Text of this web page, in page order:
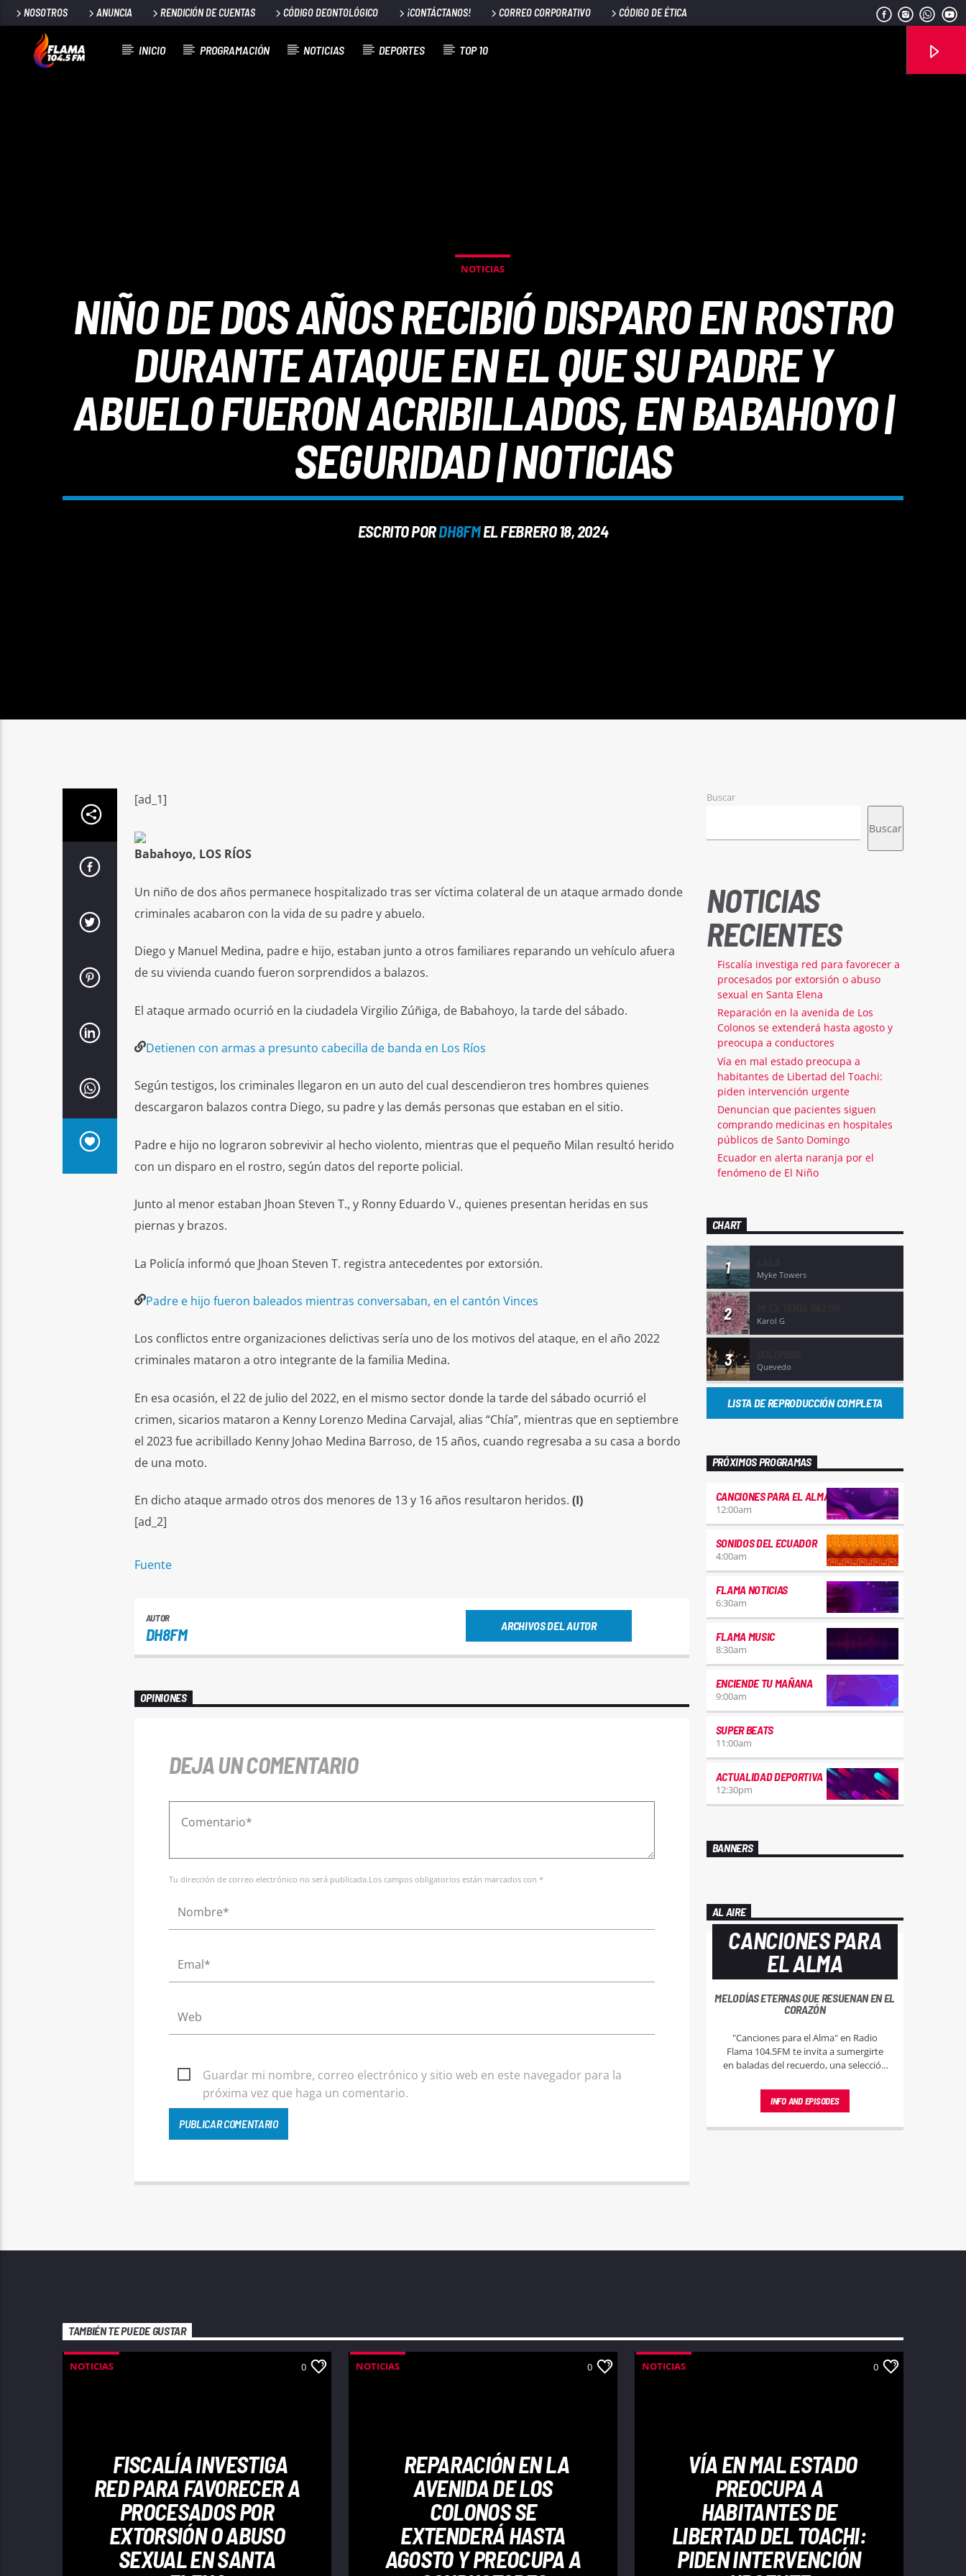
NOSOTROS ANUNCIA RENDICIÓN DE CUENTAS CÓDIGO DEONTOLÓGICO ¡CONTÁCTANOS! CORREO CORPORATIVO CÓDIGO DE ÉTICA
INICIO PROGRAMACIÓN NOTICIAS DEPORTES TOP 10
NOTICIAS
NIÑO DE DOS AÑOS RECIBIÓ DISPARO EN ROSTRO
DURANTE ATAQUE EN EL QUE SU PADRE Y
ABUELO FUERON ACRIBILLADOS, EN BABAHOYO |
SEGURIDAD | NOTICIAS
ESCRITO PORDH8FMEL FEBRERO 18, 2024
[ad_1]
Babahoyo, LOS RÍOS
Un niño de dos años permanece hospitalizado tras ser víctima colateral de un ataque armado donde
criminales acabaron con la vida de su padre y abuelo.
Diego y Manuel Medina, padre e hijo, estaban junto a otros familiares reparando un vehículo afuera
de su vivienda cuando fueron sorprendidos a balazos.
El ataque armado ocurrió en la ciudadela Virgilio Zúñiga, de Babahoyo, la tarde del sábado.
Detienen con armas a presunto cabecilla de banda en Los Ríos
Según testigos, los criminales llegaron en un auto del cual descendieron tres hombres quienes
descargaron balazos contra Diego, su padre y las demás personas que estaban en el sitio.
Padre e hijo no lograron sobrevivir al hecho violento, mientras que el pequeño Milan resultó herido
con un disparo en el rostro, según datos del reporte policial.
Junto al menor estaban Jhoan Steven T., y Ronny Eduardo V., quienes presentan heridas en sus
piernas y brazos.
La Policía informó que Jhoan Steven T. registra antecedentes por extorsión.
Padre e hijo fueron baleados mientras conversaban, en el cantón Vinces
Los conflictos entre organizaciones delictivas sería uno de los motivos del ataque, en el año 2022
criminales mataron a otro integrante de la familia Medina.
En esa ocasión, el 22 de julio del 2022, en el mismo sector donde la tarde del sábado ocurrió el
crimen, sicarios mataron a Kenny Lorenzo Medina Carvajal, alias “Chía”, mientras que en septiembre
el 2023 fue acribillado Kenny Johao Medina Barroso, de 15 años, cuando regresaba a su casa a bordo
de una moto.
En dicho ataque armado otros dos menores de 13 y 16 años resultaron heridos. (I)
[ad_2]
Fuente
AUTOR
DH8FM ARCHIVOS DEL AUTOR
OPINIONES
DEJA UN COMENTARIO
Tu dirección de correo electrónico no será publicada.Los campos obligatorios están marcados con *
Guardar mi nombre, correo electrónico y sitio web en este navegador para la
próxima vez que haga un comentario.
Buscar
Buscar
NOTICIAS
RECIENTES
Fiscalía investiga red para favorecer a
procesados por extorsión o abuso
sexual en Santa Elena
Reparación en la avenida de Los
Colonos se extenderá hasta agosto y
preocupa a conductores
Vía en mal estado preocupa a
habitantes de Libertad del Toachi:
piden intervención urgente
Denuncian que pacientes siguen
comprando medicinas en hospitales
públicos de Santo Domingo
Ecuador en alerta naranja por el
fenómeno de El Niño
CHART
1 Myke Towers
2 Karol G
3 Quevedo
LISTA DE REPRODUCCIÓN COMPLETA
PRÓXIMOS PROGRAMAS
CANCIONES PARA EL ALMA
12:00am
SONIDOS DEL ECUADOR
4:00am
FLAMA NOTICIAS
6:30am
FLAMA MUSIC
8:30am
ENCIENDE TU MAÑANA
9:00am
SUPER BEATS
11:00am
ACTUALIDAD DEPORTIVA
12:30pm
BANNERS
AL AIRE
CANCIONES PARA
EL ALMA
MELODÍAS ETERNAS QUE RESUENAN EN EL
CORAZÓN
"Canciones para el Alma" en Radio
Flama 104.5FM te invita a sumergirte
en baladas del recuerdo, una selección
que desean revivir momentos mágicos
a través de las melodías que marcaron
INFO AND EPISODES
TAMBIÉN TE PUEDE GUSTAR
NOTICIAS 0
FISCALÍA INVESTIGA
RED PARA FAVORECER A
PROCESADOS POR
EXTORSIÓN O ABUSO
SEXUAL EN SANTA
NOTICIAS 0
REPARACIÓN EN LA
AVENIDA DE LOS
COLONOS SE
EXTENDERÁ HASTA
AGOSTO Y PREOCUPA A
NOTICIAS 0
VÍA EN MAL ESTADO
PREOCUPA A
HABITANTES DE
LIBERTAD DEL TOACHI:
PIDEN INTERVENCIÓN